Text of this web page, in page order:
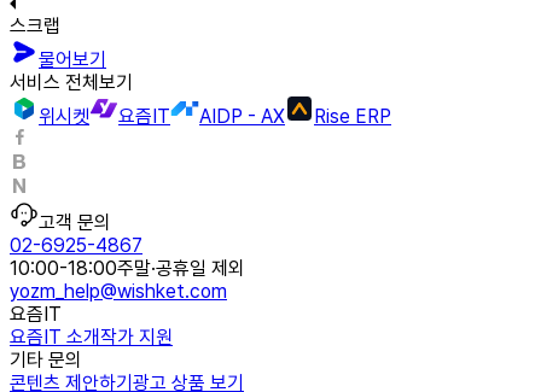
스크랩
물어보기
서비스 전체보기
위시켓
요즘IT AIDP - AX Rise ERP
고객 문의
02-6925-4867
10:00-18:00주말·공휴일 제외
yozm_help@wishket.com
요즘IT
요즘IT 소개작가 지원
기타 문의
콘텐츠 제안하기 광고 상품 보기